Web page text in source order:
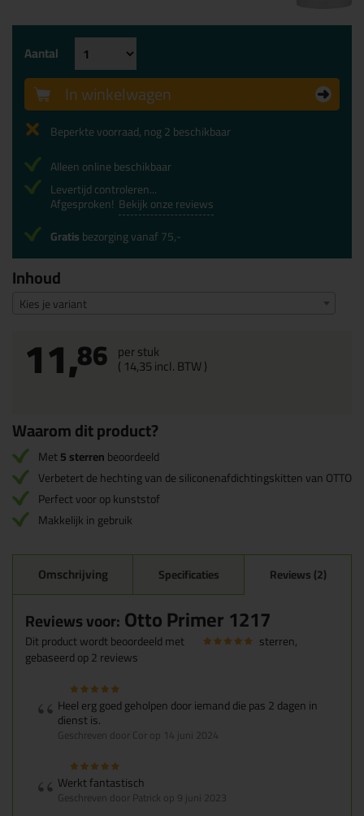
Inhoud
Kies je variant
11,86 per stuk
( 14,35incl. BTW )
Aantal
In winkelwagen
Beperkte voorraad, nog 2 beschikbaar
Alleen online beschikbaar
Levertijd controleren...
Afgesproken! Bekijk onze reviews
Gratisbezorging vanaf 75,-
Waarom dit product?
Met5 sterrenbeoordeeld
Verbetert de hechting van de siliconenafdichtingskitten van OTTO
Perfect voor op kunststof
Makkelijk in gebruik
Omschrijving Specificaties Reviews (2)
Reviews voor:Otto Primer 1217
Dit product wordt beoordeeld met sterren,
gebaseerd op2reviews
Heel erg goed geholpen door iemand die pas 2 dagen in
dienst is.
Geschreven door Cor op 14 juni 2024
Werkt fantastisch
Geschreven door Patrick op 9 juni 2023